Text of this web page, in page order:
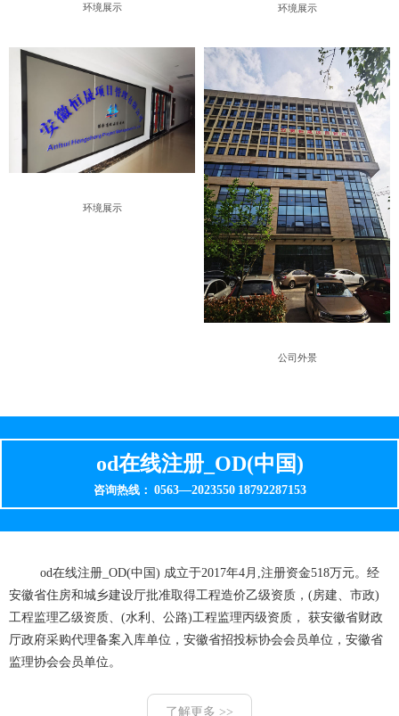
环境展示 环境展示
环境展示
公司外景
od在线注册_OD(中国)
咨询热线： 0563—2023550 18792287153
od在线注册_OD(中国) 成立于2017年4月,注册资金518万元。经
安徽省住房和城乡建设厅批准取得工程造价乙级资质，(房建、市政)
工程监理乙级资质、(水利、公路)工程监理丙级资质， 获安徽省财政
厅政府采购代理备案入库单位，安徽省招投标协会会员单位，安徽省
监理协会会员单位。
了解更多 >>